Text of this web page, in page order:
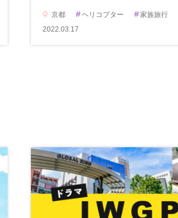
京都 #ヘリコプター #家族旅行
2022.03.17